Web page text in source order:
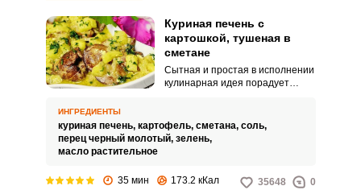
Куриная печень с
картошкой, тушеная в
сметане
Сытная и простая в исполнении
кулинарная идея порадует
картофелем в сметане.
ИНГРЕДИЕНТЫ
куриная печень, картофель, сметана, соль,
перец черный молотый, зелень,
масло растительное
35 мин 173.2 кКал 35648 0